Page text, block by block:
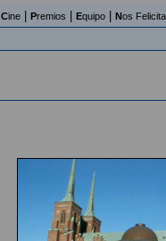
Cine Premios Equipo Nos